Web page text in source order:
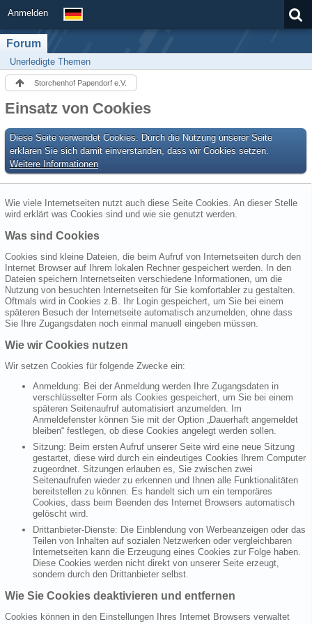
Anmelden
Forum
Unerledigte Themen
Storchenhof Papendorf e.V.
Einsatz von Cookies
Diese Seite verwendet Cookies. Durch die Nutzung unserer Seite
erklären Sie sich damit einverstanden, dass wir Cookies setzen.
Weitere Informationen
Wie viele Internetseiten nutzt auch diese Seite Cookies. An dieser Stelle
wird erklärt was Cookies sind und wie sie genutzt werden.
Was sind Cookies
Cookies sind kleine Dateien, die beim Aufruf von Internetseiten durch den
Internet Browser auf Ihrem lokalen Rechner gespeichert werden. In den
Dateien speichern Internetseiten verschiedene Informationen, um die
Nutzung von besuchten Internetseiten für Sie komfortabler zu gestalten.
Oftmals wird in Cookies z.B. Ihr Login gespeichert, um Sie bei einem
späteren Besuch der Internetseite automatisch anzumelden, ohne dass
Sie Ihre Zugangsdaten noch einmal manuell eingeben müssen.
Wie wir Cookies nutzen
Wir setzen Cookies für folgende Zwecke ein:
Anmeldung: Bei der Anmeldung werden Ihre Zugangsdaten in
verschlüsselter Form als Cookies gespeichert, um Sie bei einem
späteren Seitenaufruf automatisiert anzumelden. Im
Anmeldefenster können Sie mit der Option „Dauerhaft angemeldet
bleiben“ festlegen, ob diese Cookies angelegt werden sollen.
Sitzung: Beim ersten Aufruf unserer Seite wird eine neue Sitzung
gestartet, diese wird durch ein eindeutiges Cookies Ihrem Computer
zugeordnet. Sitzungen erlauben es, Sie zwischen zwei
Seitenaufrufen wieder zu erkennen und Ihnen alle Funktionalitäten
bereitstellen zu können. Es handelt sich um ein temporäres
Cookies, dass beim Beenden des Internet Browsers automatisch
gelöscht wird.
Drittanbieter-Dienste: Die Einblendung von Werbeanzeigen oder das
Teilen von Inhalten auf sozialen Netzwerken oder vergleichbaren
Internetseiten kann die Erzeugung eines Cookies zur Folge haben.
Diese Cookies werden nicht direkt von unserer Seite erzeugt,
sondern durch den Drittanbieter selbst.
Wie Sie Cookies deaktivieren und entfernen
Cookies können in den Einstellungen Ihres Internet Browsers verwaltet